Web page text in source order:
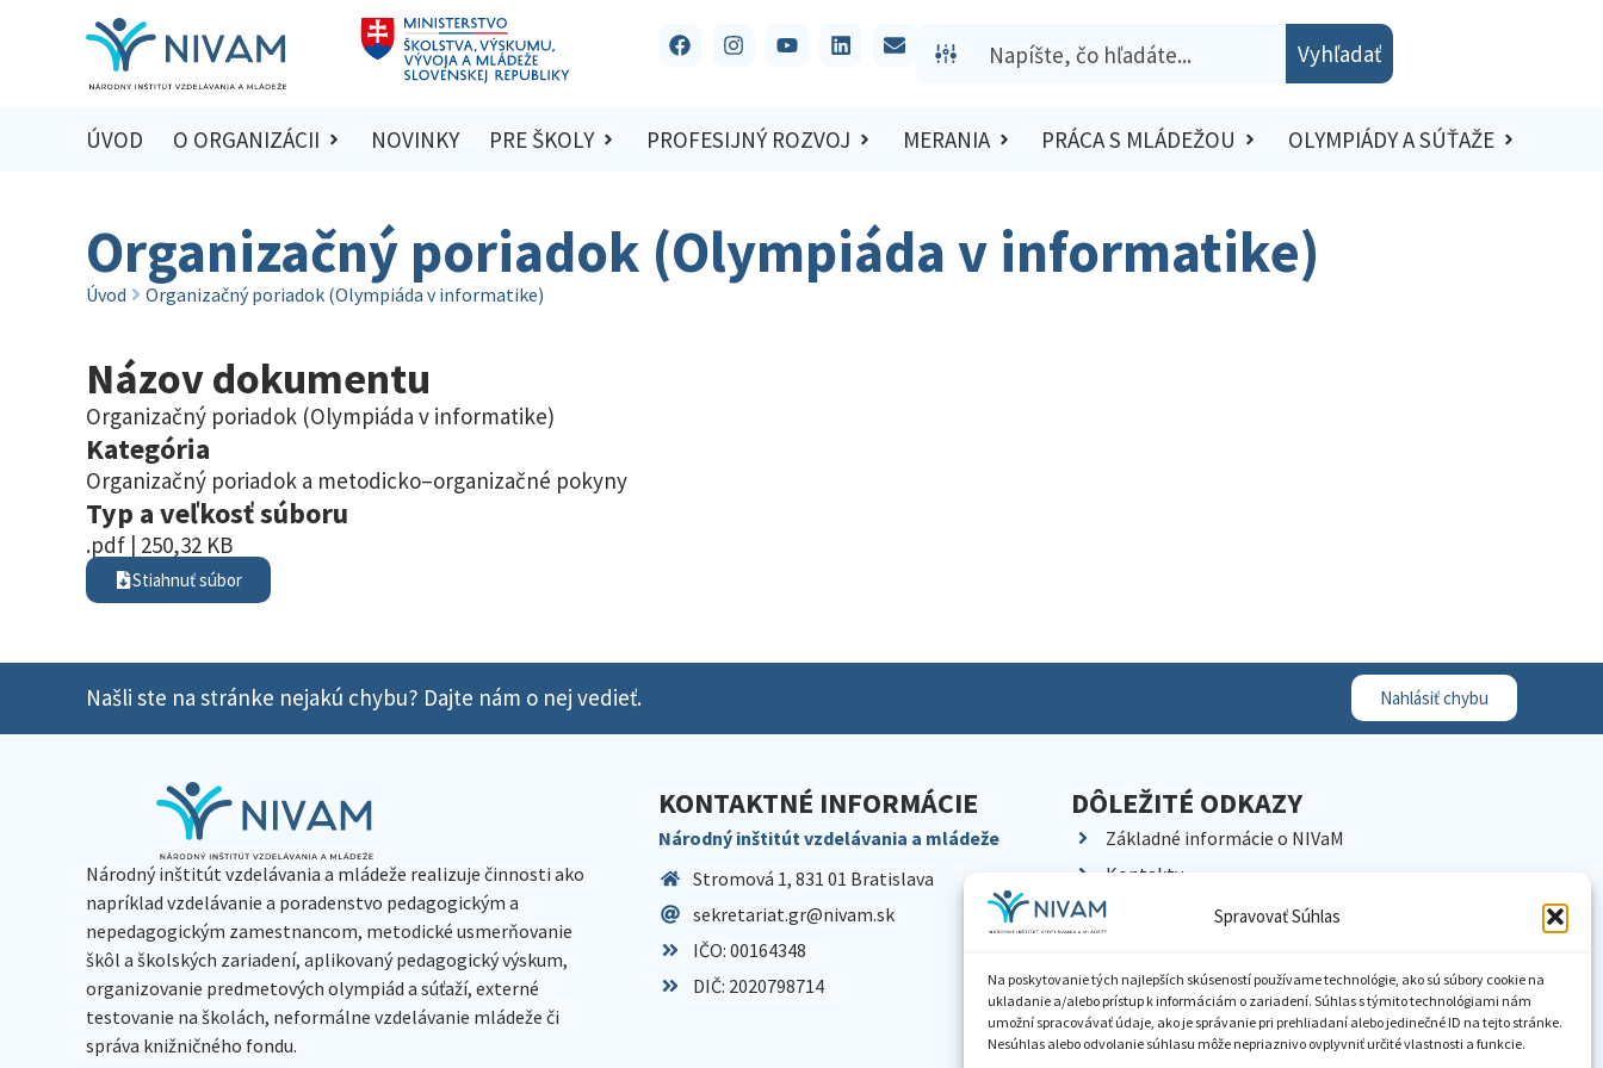
Spravovať Súhlas
Na poskytovanie tých najlepších skúseností používame technológie, ako sú súbory cookie na
ukladanie a/alebo prístup k informáciám o zariadení. Súhlas s týmito technológiami nám
umožní spracovávať údaje, ako je správanie pri prehliadaní alebo jedinečné ID na tejto stránke.
Nesúhlas alebo odvolanie súhlasu môže nepriaznivo ovplyvniť určité vlastnosti a funkcie.
Vyhľadať
ÚVOD O ORGANIZÁCII NOVINKY PRE ŠKOLY PROFESIJNÝ ROZVOJ MERANIA PRÁCA S MLÁDEŽOU OLYMPIÁDY A SÚŤAŽE
Organizačný poriadok (Olympiáda v informatike)
Úvod Organizačný poriadok (Olympiáda v informatike)
Názov dokumentu
Organizačný poriadok (Olympiáda v informatike)
Kategória
Organizačný poriadok a metodicko–organizačné pokyny
Typ a veľkosť súboru
.pdf | 250,32 KB
Stiahnuť súbor
Našli ste na stránke nejakú chybu? Dajte nám o nej vedieť. Nahlásiť chybu
Národný inštitút vzdelávania a mládeže realizuje činnosti ako
napríklad vzdelávanie a poradenstvo pedagogickým a
nepedagogickým zamestnancom, metodické usmerňovanie
škôl a školských zariadení, aplikovaný pedagogický výskum,
organizovanie predmetových olympiád a súťaží, externé
testovanie na školách, neformálne vzdelávanie mládeže či
správa knižničného fondu.
KONTAKTNÉ INFORMÁCIE
Národný inštitút vzdelávania a mládeže
Stromová 1, 831 01 Bratislava
sekretariat.gr@nivam.sk
IČO: 00164348
DIČ: 2020798714
DÔLEŽITÉ ODKAZY
Základné informácie o NIVaM
Kontakty
Kariéra
Pracoviská NIVaM
Dokumenty inštitúcie
Knižnica